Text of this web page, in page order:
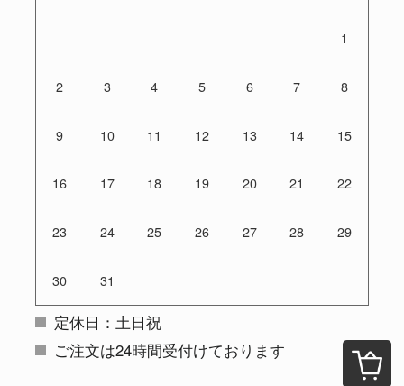
1
2 3 4 5 6 7 8
9 10 11 12 13 14 15
16 17 18 19 20 21 22
23 24 25 26 27 28 29
30 31
定休日：土日祝
ご注文は24時間受付けております